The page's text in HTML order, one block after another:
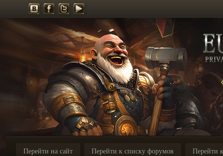
Перейти на сайт Перейти к списку форумов Перейти